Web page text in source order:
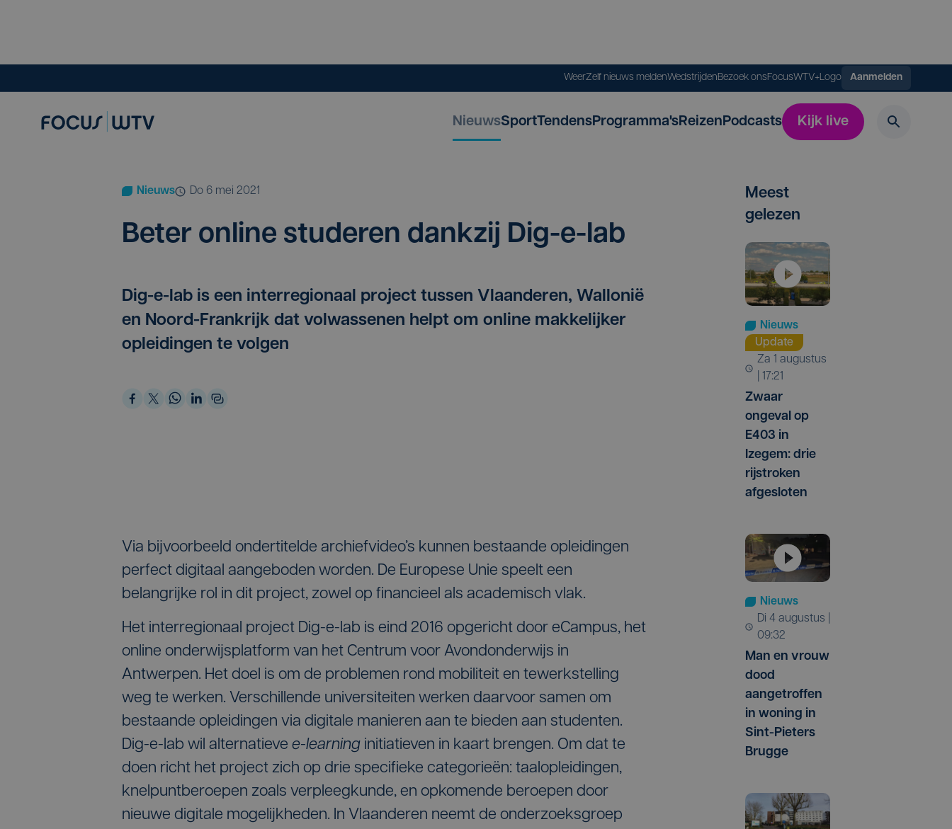
WeerZelf nieuws meldenWedstrijdenBezoek onsFocusWTV+Logo Aanmelden
NieuwsSportTendensProgramma'sReizenPodcasts Kijk live
Nieuws do 6 mei 2021
Beter onli­ne stu­de­ren dank­zij Dig-e-lab
Dig-e-lab is een interregionaal project tussen Vlaanderen, Wallonië
en Noord-Frankrijk dat volwassenen helpt om online makkelijker
opleidingen te volgen
Via bijvoorbeeld ondertitelde archiefvideo’s kunnen bestaande opleidingen
perfect digitaal aangeboden worden. De Europese Unie speelt een
belangrijke rol in dit project, zowel op financieel als academisch vlak.
Het interregionaal project Dig-e-lab is eind 2016 opgericht door eCampus, het
online onderwijsplatform van het Centrum voor Avondonderwijs in
Antwerpen. Het doel is om de problemen rond mobiliteit en tewerkstelling
weg te werken. Verschillende universiteiten werken daarvoor samen om
bestaande opleidingen via digitale manieren aan te bieden aan studenten.
Dig-e-lab wil alternatieve e-learning initiatieven in kaart brengen. Om dat te
doen richt het project zich op drie specifieke categorieën: taalopleidingen,
knelpuntberoepen zoals verpleegkunde, en opkomende beroepen door
nieuwe digitale mogelijkheden. In Vlaanderen neemt de onderzoeksgroep
Meest
gelezen
Nieuws
Update
za 1 augustus
| 17:21
Zwaar
ongeval op
E403 in
Izegem: drie
rijstroken
afgesloten
Nieuws
di 4 augustus |
09:32
Man en vrouw
dood
aangetroffen
in woning in
Sint-Pieters
Brugge